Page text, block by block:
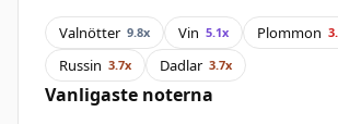
Valnötter 9.8x Vin 5.1x Plommon
Russin 3.7x Dadlar 3.7x
Vanligaste noterna